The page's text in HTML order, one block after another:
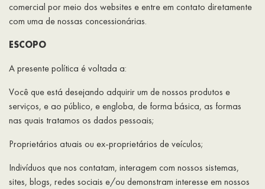
comercial por meio dos websites e entre em contato diretamente
com uma de nossas concessionárias.
ESCOPO
A presente política é voltada a:
Você que está desejando adquirir um de nossos produtos e
serviços, e ao público, e engloba, de forma básica, as formas
nas quais tratamos os dados pessoais;
Proprietários atuais ou ex-proprietários de veículos;
Indivíduos que nos contatam, interagem com nossos sistemas,
sites, blogs, redes sociais e/ou demonstram interesse em nossos